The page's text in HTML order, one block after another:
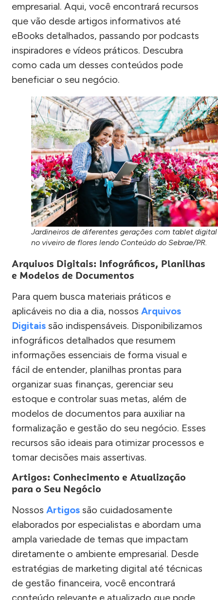
empresarial. Aqui, você encontrará recursos
que vão desde artigos informativos até
eBooks detalhados, passando por podcasts
inspiradores e vídeos práticos. Descubra
como cada um desses conteúdos pode
beneficiar o seu negócio.
Jardineiros de diferentes gerações com tablet digital
no viveiro de flores lendo Conteúdo do Sebrae/PR.
Arquivos Digitais: Infográficos, Planilhas
e Modelos de Documentos
Para quem busca materiais práticos e
aplicáveis no dia a dia, nossos Arquivos
Digitais são indispensáveis. Disponibilizamos
infográficos detalhados que resumem
informações essenciais de forma visual e
fácil de entender, planilhas prontas para
organizar suas finanças, gerenciar seu
estoque e controlar suas metas, além de
modelos de documentos para auxiliar na
formalização e gestão do seu negócio. Esses
recursos são ideais para otimizar processos e
tomar decisões mais assertivas.
Artigos: Conhecimento e Atualização
para o Seu Negócio
Nossos Artigos são cuidadosamente
elaborados por especialistas e abordam uma
ampla variedade de temas que impactam
diretamente o ambiente empresarial. Desde
estratégias de marketing digital até técnicas
de gestão financeira, você encontrará